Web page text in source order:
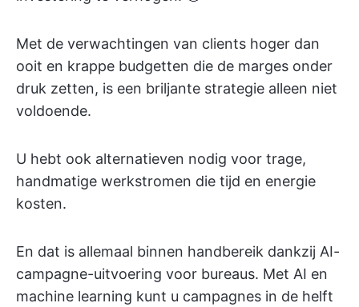
Met de verwachtingen van clients hoger dan
ooit en krappe budgetten die de marges onder
druk zetten, is een briljante strategie alleen niet
voldoende.
U hebt ook alternatieven nodig voor trage,
handmatige werkstromen die tijd en energie
kosten.
En dat is allemaal binnen handbereik dankzij AI-
campagne-uitvoering voor bureaus. Met AI en
machine learning kunt u campagnes in de helft